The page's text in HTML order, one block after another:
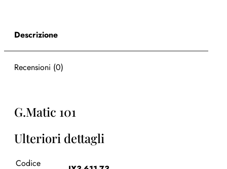
Descrizione
Recensioni (0)
G.Matic 101
Ulteriori dettagli
Codice